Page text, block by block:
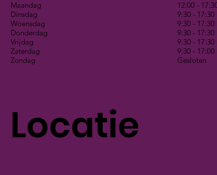
Maandag
Dinsdag
Woensdag
Donderdag
Vrijdag
Zaterdag
Zondag
12:00 -
9:30 - 17:30
9:30 - 17:30
9:30 - 17:30
9:30 - 17:30
9:30 - 17:00
Gesloten
Locatie